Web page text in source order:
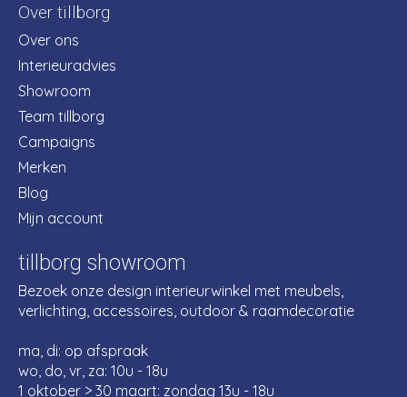
Over tillborg
Over ons
Interieuradvies
Showroom
Team tillborg
Campaigns
Merken
Blog
Mijn account
tillborg showroom
Bezoek onze design interieurwinkel met meubels,
verlichting, accessoires, outdoor & raamdecoratie
ma, di: op afspraak
wo, do, vr, za: 10u - 18u
1 oktober > 30 maart: zondag 13u - 18u